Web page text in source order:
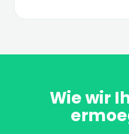
Wie wir